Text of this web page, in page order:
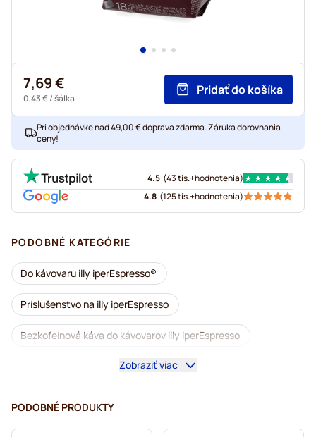
7,69 €
0,43 €/ šálka
Pridať do košíka
Pri objednávke nad 49,00 € doprava zdarma. Záruka dorovnania
ceny!
4.5 (43 tis.+hodnotenia)
4.8 (125 tis.+hodnotenia)
PODOBNÉ KATEGÓRIE
Do kávovaru illy iperEspresso®
Príslušenstvo na illy iperEspresso
Bezkofeínová káva do kávovarov illy iperEspresso
Odvápňovanie a údržba pre illy IperEspresso
Kapsuly do kávovaru illy iperEspresso®
Zobraziť viac
PODOBNÉ PRODUKTY